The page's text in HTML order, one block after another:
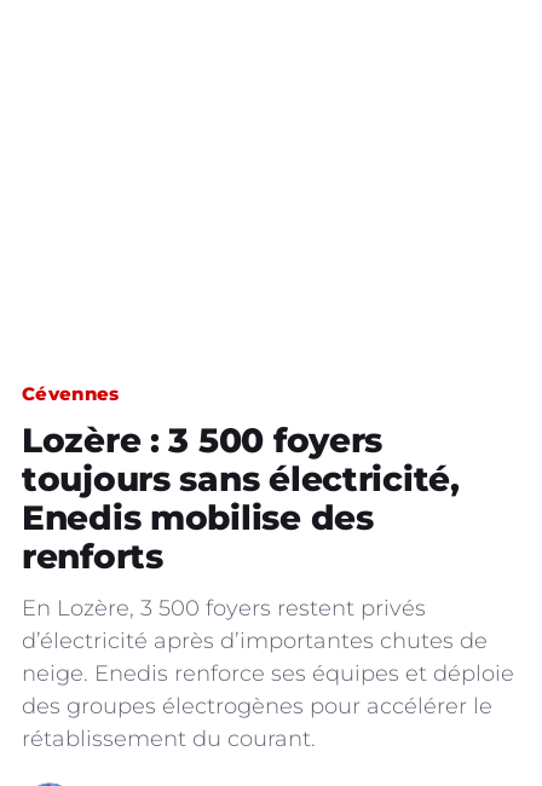
Cévennes
Lozère : 3 500 foyers
toujours sans électricité,
Enedis mobilise des
renforts
En Lozère, 3 500 foyers restent privés
d’électricité après d’importantes chutes de
neige. Enedis renforce ses équipes et déploie
des groupes électrogènes pour accélérer le
rétablissement du courant.